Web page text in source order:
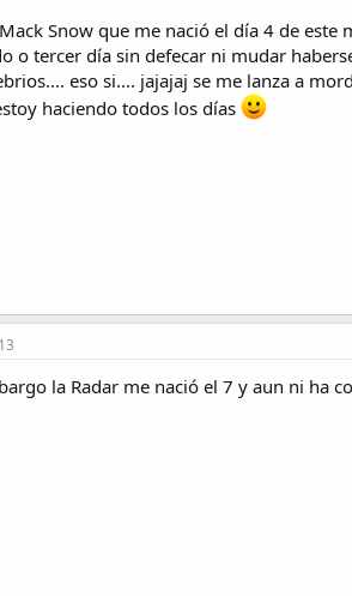
Snow que me nació el día 4 de este
o tercer día sin defecar ni mudar
eso si.... jajajaj se me lanza a
haciendo todos los días
la Radar me nació el 7 y aun ni ha